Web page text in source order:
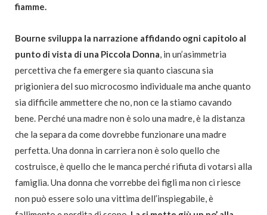
fiamme.
Bourne sviluppa la narrazione affidando ogni capitolo al
punto di vista di una Piccola Donna, in un’asimmetria
percettiva che fa emergere sia quanto ciascuna sia
prigioniera del suo microcosmo individuale ma anche quanto
sia difficile ammettere che no, non ce la stiamo cavando
bene. Perché una madre non è solo una madre, è la distanza
che la separa da come dovrebbe funzionare una madre
perfetta. Una donna in carriera non è solo quello che
costruisce, è quello che le manca perché rifiuta di votarsi alla
famiglia. Una donna che vorrebbe dei figli ma non ci riesce
non può essere solo una vittima dell’inspiegabile, è